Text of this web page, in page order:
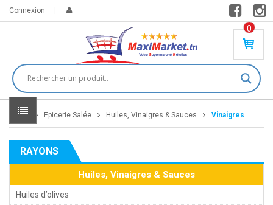
Connexion
0
PR
DU
IT(
S)
DT
Home Epicerie Salée Huiles, Vinaigres & Sauces Vinaigres
RAYONS
Huiles, Vinaigres & Sauces
Huiles d’olives